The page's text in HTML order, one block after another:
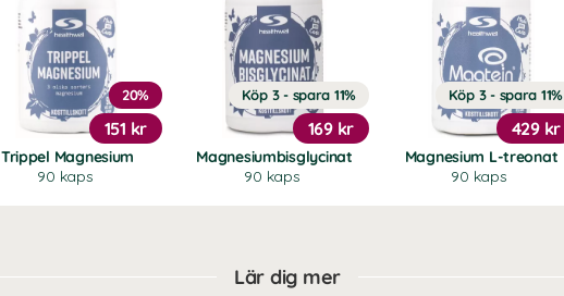
Trippel Magnesium
90 kaps
20%
151 kr
Magnesiumbisglycinat
90 kaps
Köp 3 - spara 11%
169 kr
Magnesium L-treonat
90 kaps
Köp 3 - spara 11%
429 kr
Lär dig mer